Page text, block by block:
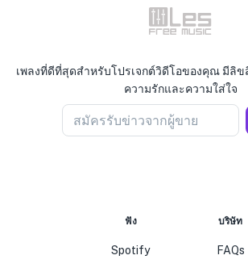
เพลงที่ดีที่สุดสำหรับโปรเจกต์วิดีโอของคุณ มีลิ
ความรักและความใส่ใจ
สมัครรับข่าวจากผู้ขาย
ฟัง
Spotify
บริษัท
FAQs